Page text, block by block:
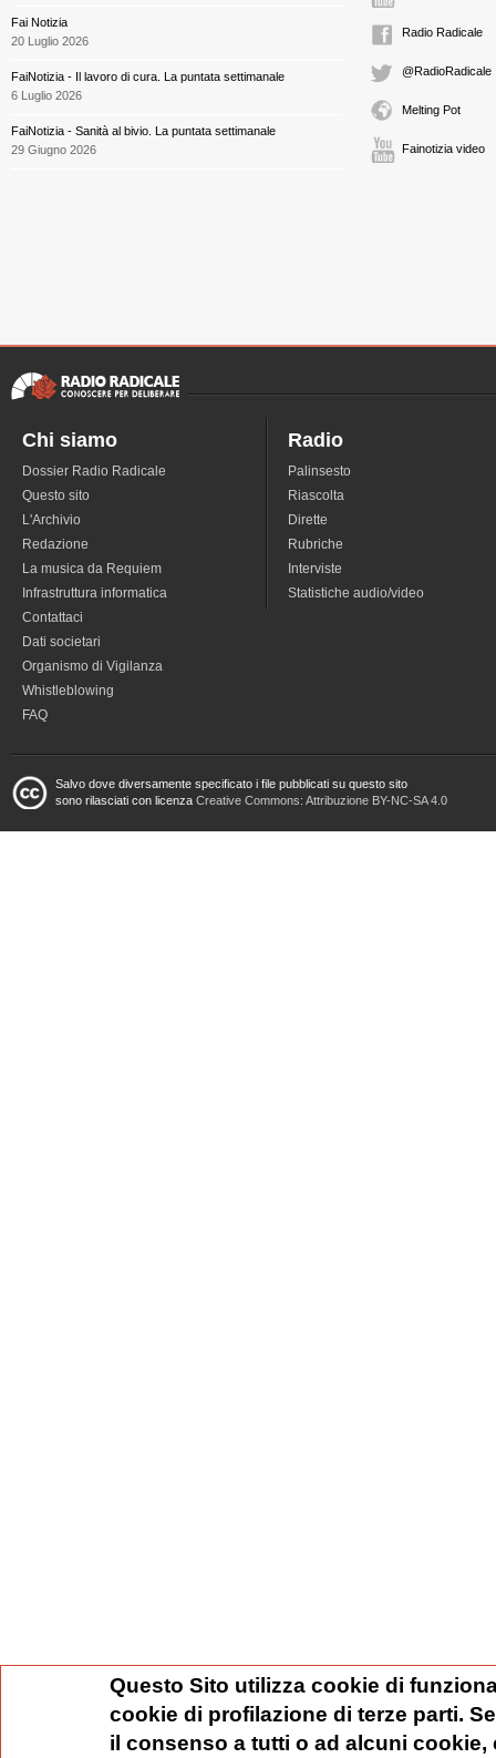
Fai Notizia
20 Luglio 2026
FaiNotizia - Il lavoro di cura. La puntata settimanale
6 Luglio 2026
FaiNotizia - Sanità al bivio. La puntata settimanale
29 Giugno 2026
Radio Radicale
@RadioRadicale
Melting Pot
Fainotizia video
Chi siamo
Dossier Radio Radicale
Questo sito
L'Archivio
Redazione
La musica da Requiem
Infrastruttura informatica
Contattaci
Dati societari
Organismo di Vigilanza
Whistleblowing
FAQ
Radio
Palinsesto
Riascolta
Dirette
Rubriche
Interviste
Statistiche audio/video
Salvo dove diversamente specificato i file pubblicati su questo sito
sono rilasciati con licenza Creative Commons: Attribuzione BY-NC-SA 4.0
Questo Sito utilizza cookie di
cookie di profilazione di terze parti.
il consenso a tutti o ad alcuni